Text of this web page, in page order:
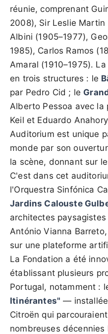
réunie, comprenant
2008), Sir Leslie
Albini (1905–1977),
1985), Carlos Ramos
Amaral (1910–1975).
en trois structures : le
par Pedro Cid ; le
Alberto Pessoa avec
Keil et Eduardo
Auditorium est unique
monde par son
la scène, donnant sur
C'est dans cet
l'Orquestra Sinfónica
Jardins Calouste
architectes
António Vianna
sur une plateforme
La Fondation a été
établissant plusieurs
Portugal, notamment :
Itinérantes" —
Citroën qui
nombreuses